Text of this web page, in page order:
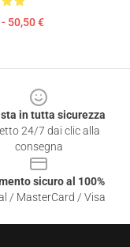
50,50 €
in tutta sicurezza
24/7 dai clic alla
consegna
sicuro al 100%
/ MasterCard / Visa